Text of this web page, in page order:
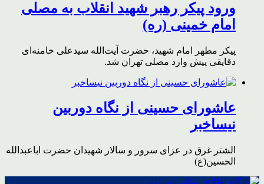
ورود پیکر رهبر شهید انقلاب به مصلی
امام خمینی (ره)
پیکر مطهر امام شهید،‌ حضرت آیت‌الله سیدعلی خامنه‌ای
دقایقی پیش وارد مصلی تهران شد.
عاشورای حسینی از نگاه دوربین
نیساخبر
الشتر غرق در عزای سرور و سالار شهیدان حضرت اباعبدالله
الحسین(ع)